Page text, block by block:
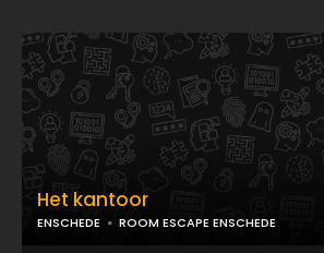
Het kantoor
ENSCHEDE ROOM ESCAPE ENSCHEDE